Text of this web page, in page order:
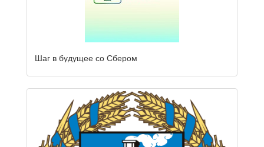
Шаг в будущее со Сбером